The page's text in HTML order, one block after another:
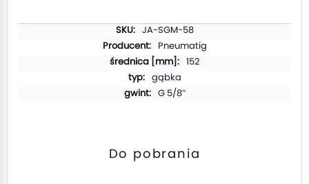
JA-SGM-58
Pneumatig
152
gąbka
G 5/8″
Do pobrania